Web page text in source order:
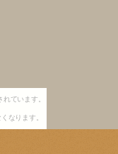
ています。
なります。